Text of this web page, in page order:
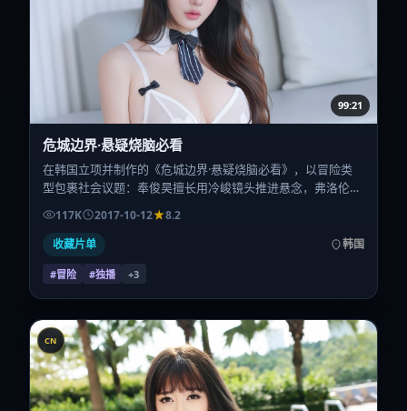
99:21
危城边界·悬疑烧脑必看
在韩国立项并制作的《危城边界·悬疑烧脑必看》，以冒险类
型包裹社会议题：奉俊昊擅长用冷峻镜头推进悬念，弗洛伦斯
·皮尤、安藤樱、周迅、刘诗诗、朱一龙、章子怡的对手戏为
看点之一。上映时间：2017-10-12；片长143分钟；适合关注
现实质感与类型片结构的观众。
117K 2017-10-12
8.2
收藏片单
韩国
#冒险 #独播 +3
CN